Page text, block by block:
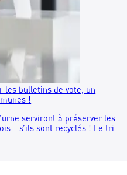
: ce qu’il faut
les communes doivent
mais parfois
réglementaire est
administrative, la
sécurité juridique des élus
quoi s’agit-il exactement ?
: que fait-on des archives
cette opération ?